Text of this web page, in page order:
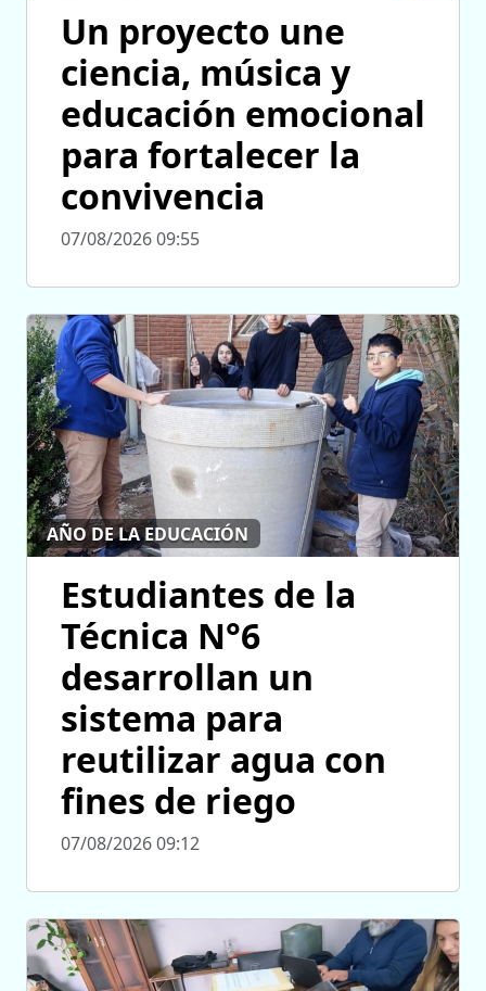
Un proyecto une
ciencia, música y
educación emocional
para fortalecer la
convivencia
07/08/2026 09:55
AÑO DE LA EDUCACIÓN
Estudiantes de la
Técnica N°6
desarrollan un
sistema para
reutilizar agua con
fines de riego
07/08/2026 09:12